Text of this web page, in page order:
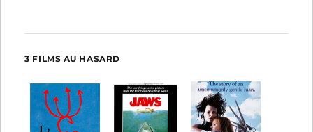
3 FILMS AU HASARD